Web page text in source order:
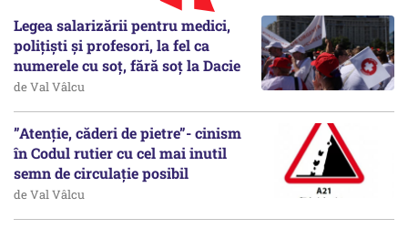
Legea salarizării pentru medici,
polițiști și profesori, la fel ca
numerele cu soț, fără soț la Dacie
de Val Vâlcu
”Atenție, căderi de pietre”- cinism
în Codul rutier cu cel mai inutil
semn de circulație posibil
de Val Vâlcu